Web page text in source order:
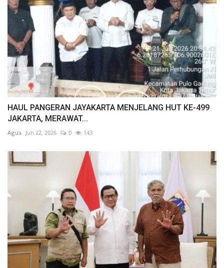
HAUL PANGERAN JAYAKARTA MENJELANG HUT KE-499
JAKARTA, MERAWAT...
Agus Jun 22, 2026 0 143